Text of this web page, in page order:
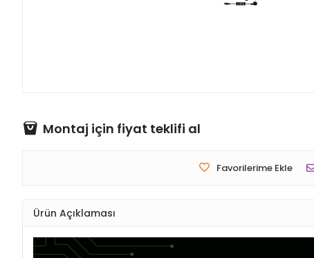
Montaj için fiyat teklifi al
Favorilerime Ekle
Ürün Açıklaması